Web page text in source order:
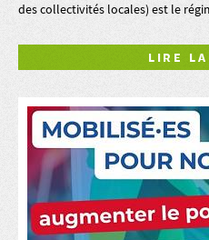
des collectivités locales) est le
LIRE